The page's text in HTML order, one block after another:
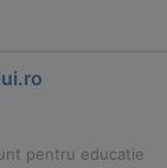
pentru educatie